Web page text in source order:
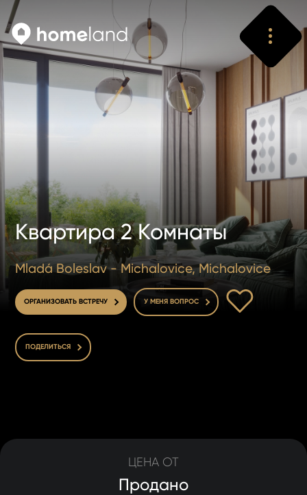
Квартира 2 Комнаты
Mladá Boleslav - Michalovice, Michalovice
ОРГАНИЗОВАТЬ ВСТРЕЧУ У МЕНЯ ВОПРОС
ПОДЕЛИТЬСЯ
ЦЕНА ОТ
Продано
Vyhledat